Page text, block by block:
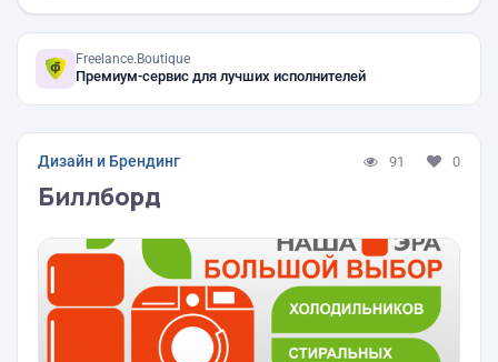
Freelance.Boutique
Премиум-сервис для лучших исполнителей
Дизайн и Брендинг 91 0
Биллборд